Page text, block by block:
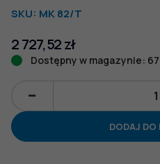
SKU: MK 82/T
2 727,52zł
Dostępny w magazynie:
DODAJ